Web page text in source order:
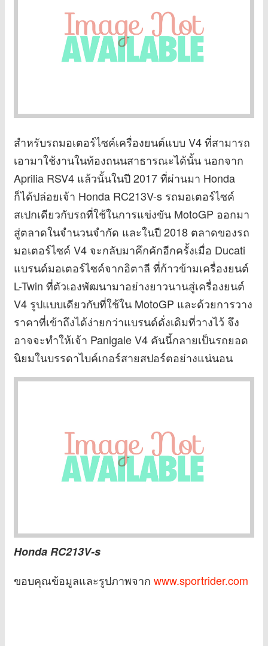
สำหรับรถมอเตอร์ไซค์เครื่องยนต์แบบ V4 ที่สามารถ
เอามาใช้งานในท้องถนนสาธารณะได้นั้น นอกจาก
Aprilia RSV4 แล้วนั้นในปี 2017 ที่ผ่านมา Honda
ก็ได้ปล่อยเจ้า Honda RC213V-s รถมอเตอร์ไซค์
สเปกเดียวกับรถที่ใช้ในการแข่งขัน MotoGP ออกมา
สู่ตลาดในจำนวนจำกัด และในปี 2018 ตลาดของรถ
มอเตอร์ไซค์ V4 จะกลับมาคึกคักอีกครั้งเมื่อ Ducati
แบรนด์มอเตอร์ไซค์จากอิตาลี ที่ก้าวข้ามเครื่องยนต์
L-Twin ที่ตัวเองพัฒนามาอย่างยาวนานสู่เครื่องยนต์
V4 รูปแบบเดียวกับที่ใช้ใน MotoGP และด้วยการวาง
ราคาที่เข้าถึงได้ง่ายกว่าแบรนด์ดั่งเดิมที่วางไว้ จึง
อาจจะทำให้เจ้า Panigale V4 คันนี้กลายเป็นรถยอด
นิยมในบรรดาไบค์เกอร์สายสปอร์ตอย่างแน่นอน
Honda RC213V-s
ขอบคุณข้อมูลและรูปภาพจาก www.sportrider.com